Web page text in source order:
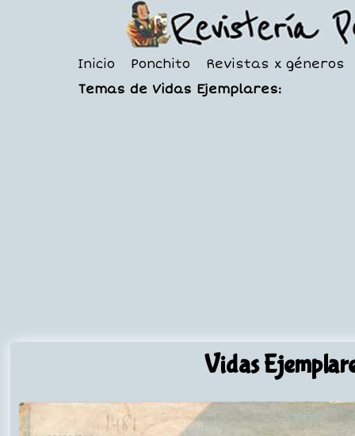
Inicio Ponchito
Revistas x géneros
Temas de Vidas Ejemplares:
Vidas